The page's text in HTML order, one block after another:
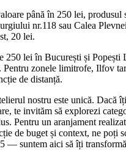
până în 250 lei, produsul
nr.118 sau Calea
20 lei.
250 lei în București și Popești
Pentru zonele limitrofe, Ilfov
de distanță.
nostru este unică. Dacă
te invităm să explorezi
Pentru un aranjament
de buget și context, ne poți
— suntem aici să îți